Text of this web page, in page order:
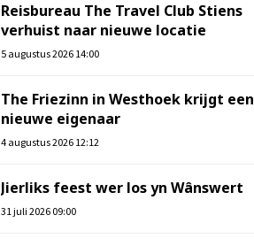
Reisbureau The Travel Club Stiens
verhuist naar nieuwe locatie
5 augustus 2026 14:00
The Friezinn in Westhoek krijgt een
nieuwe eigenaar
4 augustus 2026 12:12
Jierliks feest wer los yn Wânswert
31 juli 2026 09:00